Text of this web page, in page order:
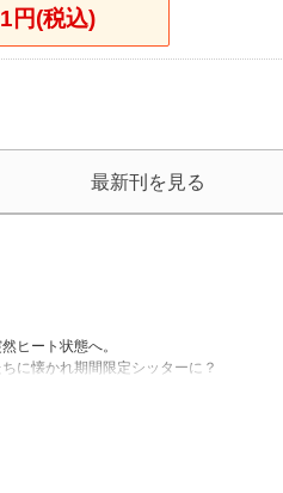
円(税込)
最新刊を見る
ヒート状態へ。
に懐かれ期間限定シッターに？
瞳の奥に欲望を宿した柊に唇を奪われ…
とする楓太だったが、柊の幼い双子の弟